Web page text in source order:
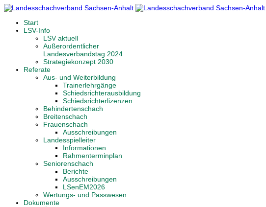
Start
LSV-Info
LSV aktuell
Außerordentlicher
Landesverbandstag 2024
Strategiekonzept 2030
Referate
Aus- und Weiterbildung
Trainerlehrgänge
Schiedsrichterausbildung
Schiedsrichterlizenzen
Behindertenschach
Breitenschach
Frauenschach
Ausschreibungen
Landesspielleiter
Informationen
Rahmenterminplan
Seniorenschach
Berichte
Ausschreibungen
LSenEM2026
Wertungs- und Passwesen
Dokumente